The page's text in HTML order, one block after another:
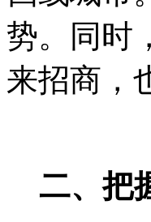
势。同时
来招商，
二、把